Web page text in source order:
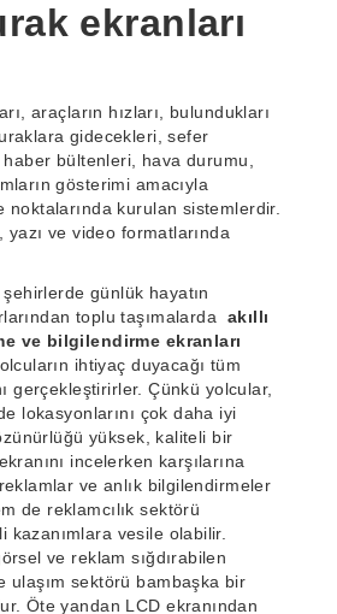
ekranları
araçların hızları, bulundukları
gidecekleri, sefer
haber bültenleri, hava durumu,
gösterimi amacıyla
noktalarında kurulan sistemlerdir.
ve video formatlarında
günlük hayatın
toplu taşımalarda akıllı
ve bilgilendirme ekranları
ihtiyaç duyacağı tüm
gerçekleştirirler. Çünkü yolcular,
lokasyonlarını çok daha iyi
yüksek, kaliteli bir
incelerken karşılarına
ve anlık bilgilendirmeler
de reklamcılık sektörü
kazanımlara vesile olabilir.
ve reklam sığdırabilen
ulaşım sektörü bambaşka bir
Öte yandan LCD ekranından